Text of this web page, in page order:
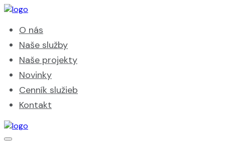
O nás
Naše služby
Naše projekty
Novinky
Cenník služieb
Kontakt